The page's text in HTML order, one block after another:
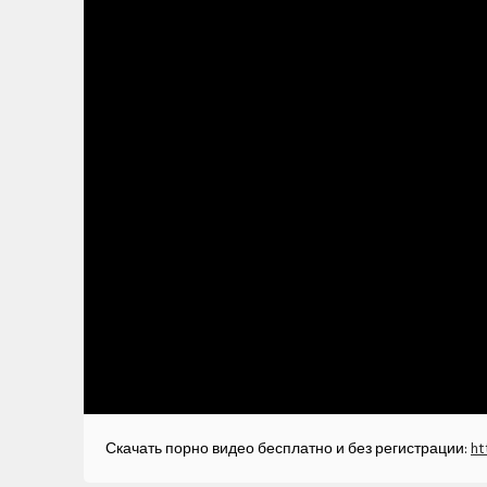
Скачать порно видео бесплатно и без регистрации: